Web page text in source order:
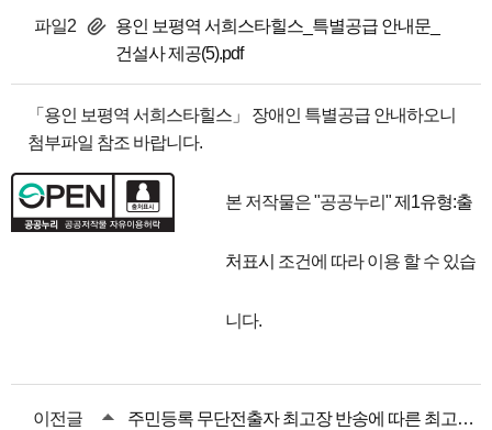
파일2
용인 보평역 서희스타힐스_특별공급 안내문_
건설사 제공(5).pdf
「용인 보평역 서희스타힐스」 장애인 특별공급 안내하오니
첨부파일 참조 바랍니다.
본 저작물은 "공공누리"제1유형:출
처표시 조건에 따라 이용 할 수 있습
니다.
이전글 주민등록 무단전출자 최고장 반송에 따른 최고공고